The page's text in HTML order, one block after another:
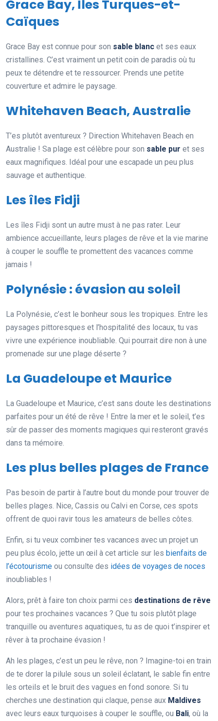
Grace Bay, Îles Turques-et-
Caïques
Grace Bay est connue pour son sable blanc et ses eaux
cristallines. C’est vraiment un petit coin de paradis où tu
peux te détendre et te ressourcer. Prends une petite
couverture et admire le paysage.
Whitehaven Beach, Australie
T’es plutôt aventureux ? Direction Whitehaven Beach en
Australie ! Sa plage est célèbre pour son sable pur et ses
eaux magnifiques. Idéal pour une escapade un peu plus
sauvage et authentique.
Les îles Fidji
Les îles Fidji sont un autre must à ne pas rater. Leur
ambience accueillante, leurs plages de rêve et la vie marine
à couper le souffle te promettent des vacances comme
jamais !
Polynésie : évasion au soleil
La Polynésie, c’est le bonheur sous les tropiques. Entre les
paysages pittoresques et l’hospitalité des locaux, tu vas
vivre une expérience inoubliable. Qui pourrait dire non à une
promenade sur une plage déserte ?
La Guadeloupe et Maurice
La Guadeloupe et Maurice, c’est sans doute les destinations
parfaites pour un été de rêve ! Entre la mer et le soleil, t’es
sûr de passer des moments magiques qui resteront gravés
dans ta mémoire.
Les plus belles plages de France
Pas besoin de partir à l’autre bout du monde pour trouver de
belles plages. Nice, Cassis ou Calvi en Corse, ces spots
offrent de quoi ravir tous les amateurs de belles côtes.
Enfin, si tu veux combiner tes vacances avec un projet un
peu plus écolo, jette un œil à cet article sur les bienfaits de
l’écotourisme ou consulte des idées de voyages de noces
inoubliables !
Alors, prêt à faire ton choix parmi ces destinations de rêve
pour tes prochaines vacances ? Que tu sois plutôt plage
tranquille ou aventures aquatiques, tu as de quoi t’inspirer et
rêver à ta prochaine évasion !
Ah les plages, c’est un peu le rêve, non ? Imagine-toi en train
de te dorer la pilule sous un soleil éclatant, le sable fin entre
les orteils et le bruit des vagues en fond sonore. Si tu
cherches une destination qui claque, pense aux Maldives
avec leurs eaux turquoises à couper le souffle, ou Bali, où la